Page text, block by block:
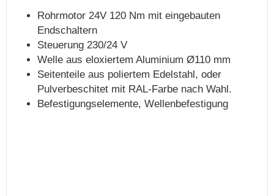
Rohrmotor 24V 120 Nm mit eingebauten
Endschaltern
Steuerung 230/24 V
Welle aus eloxiertem Aluminium Ø110 mm
Seitenteile aus poliertem Edelstahl, oder
Pulverbeschitet mit RAL-Farbe nach Wahl.
Befestigungselemente, Wellenbefestigung